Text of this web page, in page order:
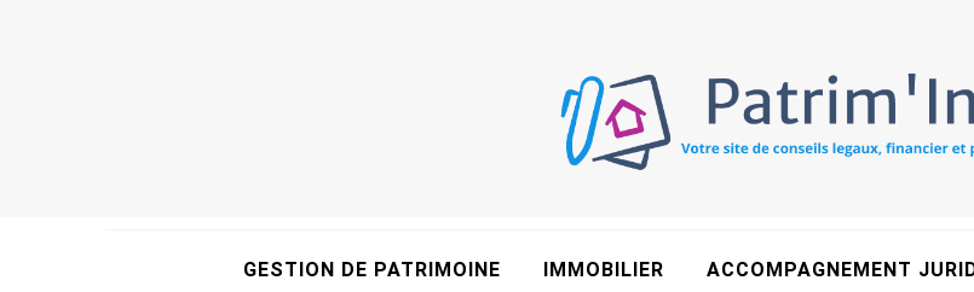
GESTION DE PATRIMOINE IMMOBILIER ACCOMPAGNEMENT